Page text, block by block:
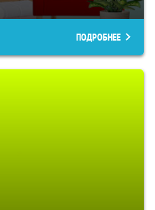
ПОДРОБНЕЕ